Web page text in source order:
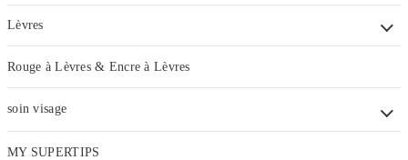
Lèvres
Rouge à Lèvres & Encre à Lèvres
soin visage
MY SUPERTIPS